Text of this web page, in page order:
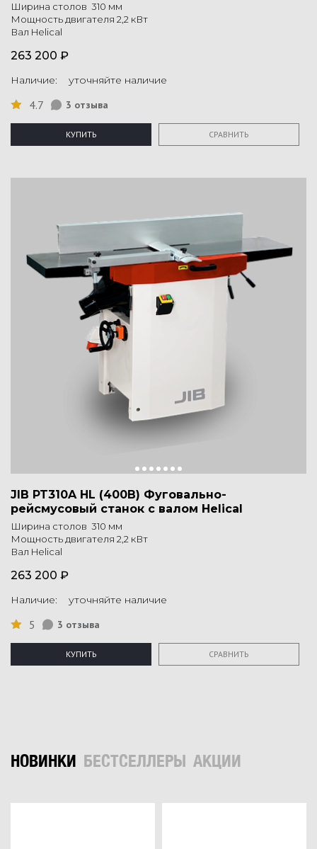
Ширина столов 310 мм
Мощность двигателя 2,2 кВт
Вал Helical
263 200 ₽
Наличие: уточняйте наличие
4.7 3 отзыва
КУПИТЬ СРАВНИТЬ
JIB PT310A HL (400В) Фуговально-
рейсмусовый станок с валом Helical
Ширина столов 310 мм
Мощность двигателя 2,2 кВт
Вал Helical
263 200 ₽
Наличие: уточняйте наличие
5 3 отзыва
КУПИТЬ СРАВНИТЬ
НОВИНКИ БЕСТСЕЛЛЕРЫ АКЦИИ